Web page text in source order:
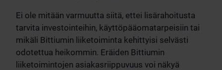
Ei ole mitään varmuutta siitä, ettei lisärahoitusta
tarvita investointeihin, käyttöpääomatarpeisiin tai
mikäli Bittiumin liiketoiminta kehittyisi selvästi
odotettua heikommin. Eräiden Bittiumin
liiketoimintojen asiakasriippuvuus voi näkyä